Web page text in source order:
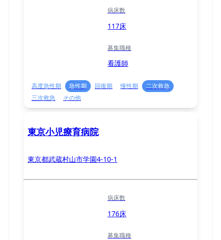
病床数
117床
募集職種
看護師
高度急性期 急性期 回復期 慢性期
二次救急
三次救急
その他
東京小児療育病院
東京都武蔵村山市学園4-10-1
病床数
176床
募集職種